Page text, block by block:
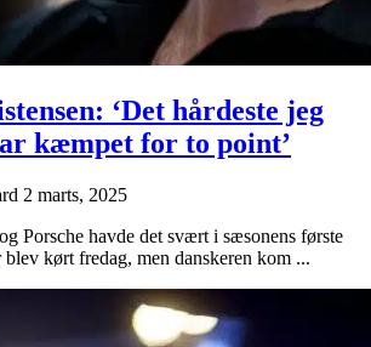
‘Det hårdeste jeg
kæmpet for to point’
2 marts, 2025
Porsche havde det svært i sæsonens første
kørt fredag, men danskeren kom ...